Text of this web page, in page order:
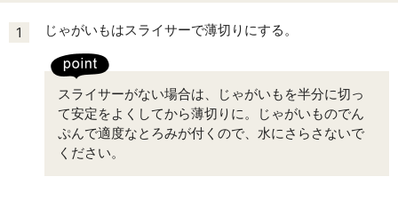
1 じゃがいもはスライサーで薄切りにする。
スライサーがない場合は、じゃがいもを半分に切っ
て安定をよくしてから薄切りに。じゃがいものでん
ぷんで適度なとろみが付くので、水にさらさないで
ください。